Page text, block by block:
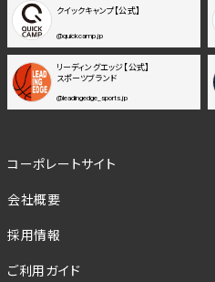
クイックキャンプ【公式】
@quickcamp.jp
リーディングエッジ【公式】
スポーツブランド
@leadingedge_sports.jp
コーポレートサイト
会社概要
採用情報
ご利用ガイド